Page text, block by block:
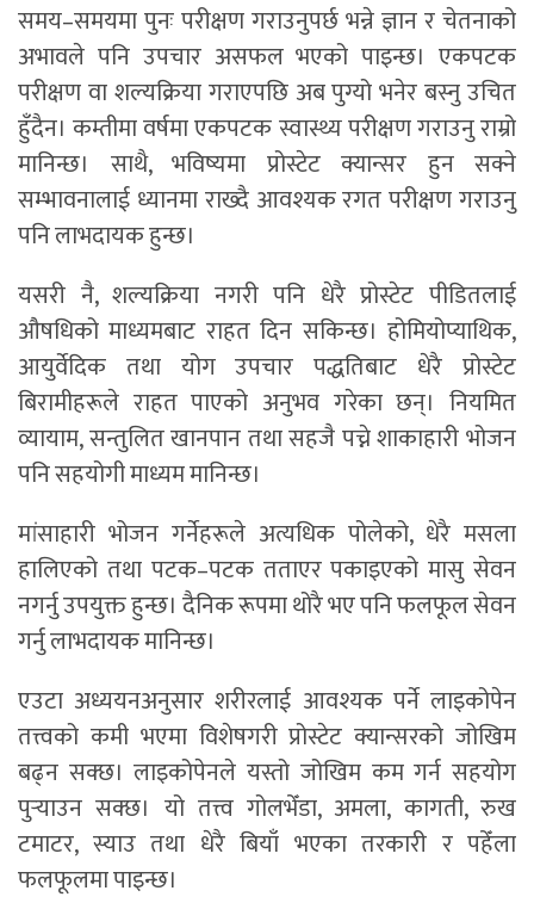
समय–समयमा पुनः परीक्षण गराउनुपर्छ भन्ने ज्ञान र चेतनाको
अभावले पनि उपचार असफल भएको पाइन्छ। एकपटक
परीक्षण वा शल्यक्रिया गराएपछि अब पुग्यो भनेर बस्नु उचित
हुँदैन। कम्तीमा वर्षमा एकपटक स्वास्थ्य परीक्षण गराउनु राम्रो
मानिन्छ। साथै, भविष्यमा प्रोस्टेट क्यान्सर हुन सक्ने
सम्भावनालाई ध्यानमा राख्दै आवश्यक रगत परीक्षण गराउनु
पनि लाभदायक हुन्छ।
यसरी नै, शल्यक्रिया नगरी पनि धेरै प्रोस्टेट पीडितलाई
औषधिको माध्यमबाट राहत दिन सकिन्छ। होमियोप्याथिक,
आयुर्वेदिक तथा योग उपचार पद्धतिबाट धेरै प्रोस्टेट
बिरामीहरूले राहत पाएको अनुभव गरेका छन्। नियमित
व्यायाम, सन्तुलित खानपान तथा सहजै पच्ने शाकाहारी भोजन
पनि सहयोगी माध्यम मानिन्छ।
मांसाहारी भोजन गर्नेहरूले अत्यधिक पोलेको, धेरै मसला
हालिएको तथा पटक–पटक तताएर पकाइएको मासु सेवन
नगर्नु उपयुक्त हुन्छ। दैनिक रूपमा थोरै भए पनि फलफूल सेवन
गर्नु लाभदायक मानिन्छ।
एउटा अध्ययनअनुसार शरीरलाई आवश्यक पर्ने लाइकोपेन
तत्त्वको कमी भएमा विशेषगरी प्रोस्टेट क्यान्सरको जोखिम
बढ्न सक्छ। लाइकोपेनले यस्तो जोखिम कम गर्न सहयोग
पुर्‍याउन सक्छ। यो तत्त्व गोलभेँडा, अमला, कागती, रुख
टमाटर, स्याउ तथा धेरै बियाँ भएका तरकारी र पहेँला
फलफूलमा पाइन्छ।